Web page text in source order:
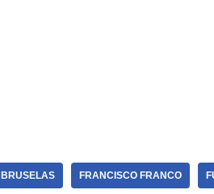
BRUSELAS FRANCISCO FRANCO